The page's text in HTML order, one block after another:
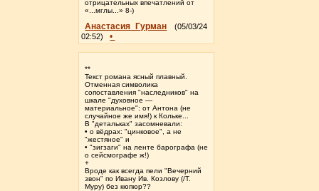
отрицательных впечатлений от
«...мглы...» 8-)
Анастасия_Гурман
(05/03/24
02:52)
•
**
Текст романа ясный плавный.
Отменная символика
сопоставления "наследников" на
шкале "духовное —
материальное": от Антона (не
случайное же имя!) к Кольке...
В "детальках" засомневали:
• о вёдрах: "цинковое", а не
"жестяное" и
• "зигзаги" на ленте барографа (не
о сейсмографе ж!)
+
Вроде как всегда пели "Вечерний
звон" по Ивану Ив. Козлову (/Т.
Муру) без кюпюр??